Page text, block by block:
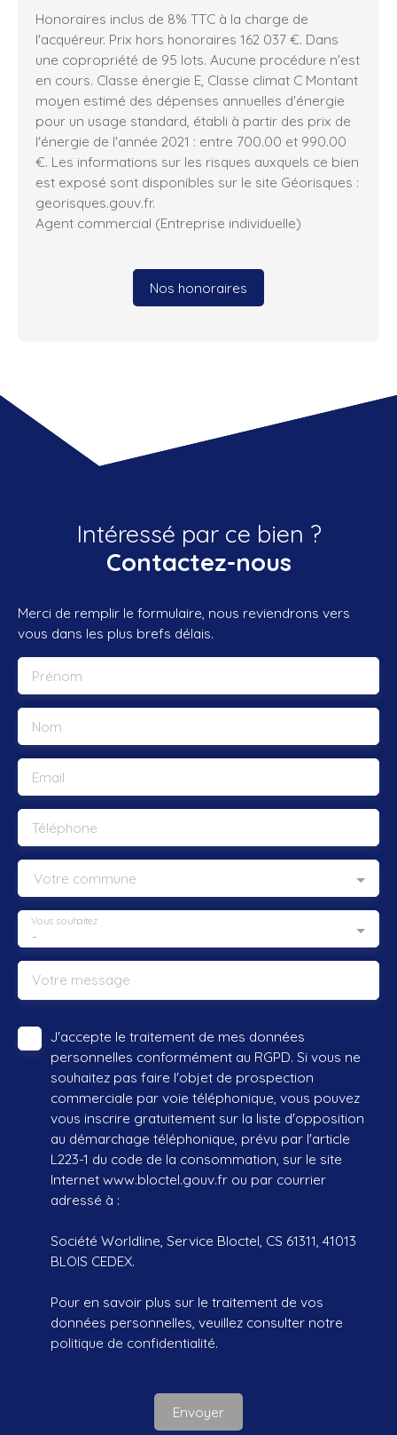
Honoraires inclus de 8% TTC à la charge de
l'acquéreur. Prix hors honoraires 162 037 €. Dans
une copropriété de 95 lots. Aucune procédure n'est
en cours. Classe énergie E, Classe climat C Montant
moyen estimé des dépenses annuelles d'énergie
pour un usage standard, établi à partir des prix de
l'énergie de l'année 2021 : entre 700.00 et 990.00
€. Les informations sur les risques auxquels ce bien
est exposé sont disponibles sur le site Géorisques :
georisques.gouv.fr.
Agent commercial (Entreprise individuelle)
Nos honoraires
Intéressé par ce bien ?
Contactez-nous
Merci de remplir le formulaire, nous reviendrons vers
vous dans les plus brefs délais.
Prénom
Nom
Email
Téléphone
Votre commune
-
Vous souhaitez
Votre message
J'accepte le traitement de mes données
personnelles conformément au RGPD. Si vous ne
souhaitez pas faire l'objet de prospection
commerciale par voie téléphonique, vous pouvez
vous inscrire gratuitement sur la liste d'opposition
au démarchage téléphonique, prévu par l'article
L223-1 du code de la consommation, sur le site
Internet www.bloctel.gouv.fr ou par courrier
adressé à :
Société Worldline, Service Bloctel, CS 61311, 41013
BLOIS CEDEX.
Pour en savoir plus sur le traitement de vos
données personnelles, veuillez consulter notre
politique de confidentialité.
Envoyer